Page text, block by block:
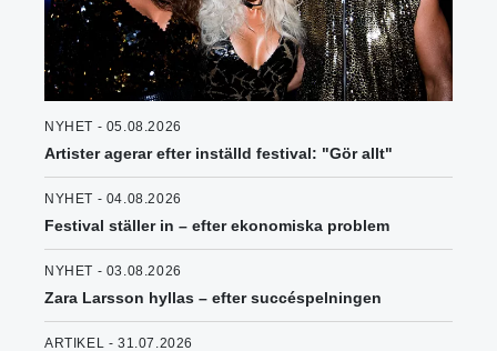
NYHET - 05.08.2026
Artister agerar efter inställd festival: "Gör allt"
NYHET - 04.08.2026
Festival ställer in – efter ekonomiska problem
NYHET - 03.08.2026
Zara Larsson hyllas – efter succéspelningen
ARTIKEL - 31.07.2026